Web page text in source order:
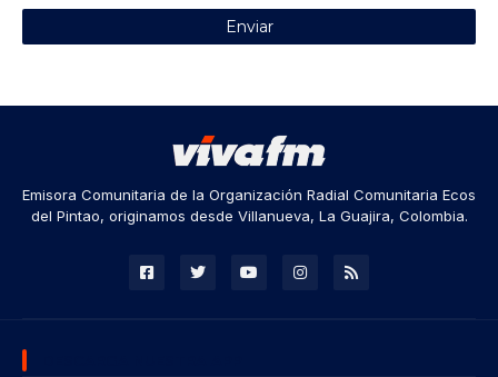
Emisora Comunitaria de la Organización Radial Comunitaria Ecos
del Pintao, originamos desde Villanueva, La Guajira, Colombia.